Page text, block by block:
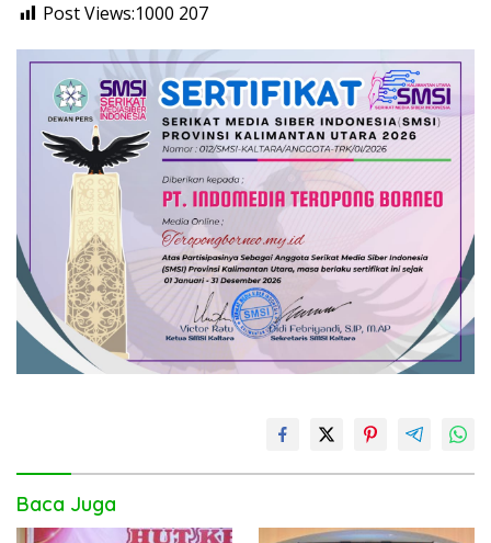
Post Views:1000 207
Baca Juga